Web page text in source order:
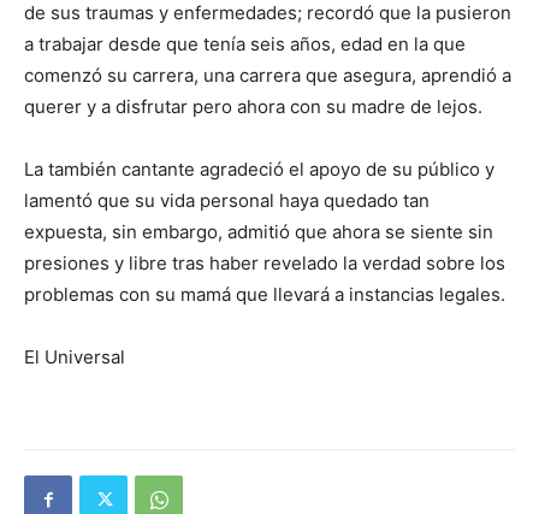
de sus traumas y enfermedades; recordó que la pusieron
a trabajar desde que tenía seis años, edad en la que
comenzó su carrera, una carrera que asegura, aprendió a
querer y a disfrutar pero ahora con su madre de lejos.
La también cantante agradeció el apoyo de su público y
lamentó que su vida personal haya quedado tan
expuesta, sin embargo, admitió que ahora se siente sin
presiones y libre tras haber revelado la verdad sobre los
problemas con su mamá que llevará a instancias legales.
El Universal